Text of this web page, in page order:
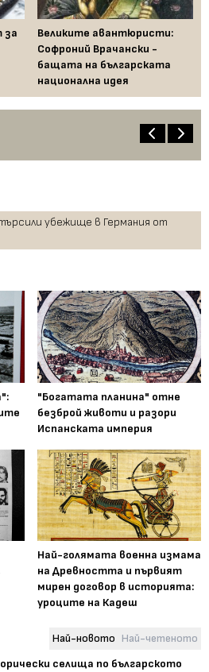
за
Великите авантюристи:
Софроний Врачански -
бащата на българската
национална идея
убежище в Германия от
"Богатата планина" отне
безброй животи и разори
Испанската империя
Най-голямата военна измама
на Древността и първият
мирен договор в историята:
уроците на Кадеш
Най-новото Най-четеното
селища по българското